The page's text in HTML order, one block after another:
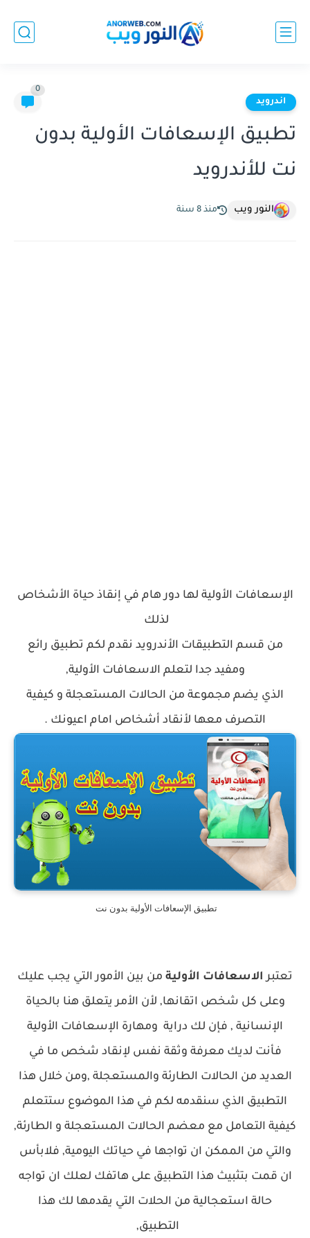
اندرويد
0
تطبيق الإسعافات الأولية بدون
نت للأندرويد
النور ويب منذ 8 سنة
الإسعافات الأولية لها دور هام في إنقاذ حياة الأشخاص
لذلك
من قسم التطبيقات الأندرويد نقدم لكم تطبيق رائع
ومفيد جدا لتعلم الاسعافات الأولية,
الذي يضم مجموعة من الحالات المستعجلة و كيفية
التصرف معها لأنقاد أشخاص امام اعيونك .
تطبيق الإسعافات الأولية بدون نت
تعتبر الاسعافات الأولية من بين الأمور التي يجب عليك
وعلى كل شخص اتقانها, لأن الأمر يتعلق هنا بالحياة
الإنسانية , فإن لك دراية ومهارة الإسعافات الأولية
فأنت لديك معرفة وثقة نفس لإنقاد شخص ما في
العديد من الحالات الطارئة والمستعجلة ,ومن خلال هذا
التطبيق الذي سنقدمه لكم في هذا الموضوع ستتعلم
كيفية التعامل مع معضم الحالات المستعجلة و الطارئة,
والتي من الممكن ان تواجها في حياتك اليومية, فلابأس
ان قمت بتثبيث هذا التطبيق على هاتفك لعلك ان تواجه
حالة استعجالية من الحلات التي يقدمها لك هذا
التطبيق,